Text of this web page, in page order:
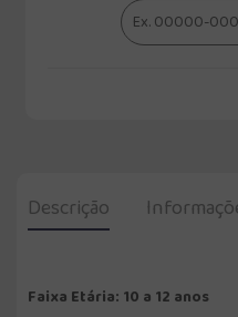
Descrição
Faixa Etária: 10 a 12 anos